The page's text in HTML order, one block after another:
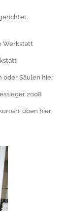
Werkstatt
oder Säulen hier
2008
üben hier